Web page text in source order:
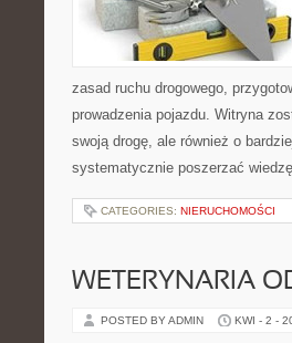
zasad ruchu drogowego,
prowadzenia pojazdu. Witryna
swoją drogę, ale również o
systematycznie poszerzać
CATEGORIES: NIERUCHOMOŚCI
WETERYNARIA
POSTED BY ADMIN KWI - 2 -